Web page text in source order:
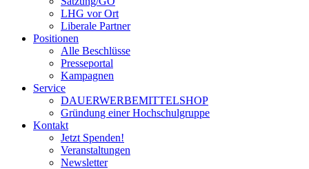
LHG vor Ort
Liberale Partner
Positionen
Alle Beschlüsse
Presseportal
Kampagnen
Service
DAUERWERBEMITTELSHOP
Gründung einer Hochschulgruppe
Kontakt
Jetzt Spenden!
Veranstaltungen
Newsletter